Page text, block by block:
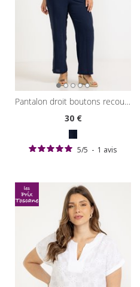
pantalon droit boutons recouverts
30€
5/5 - 1 avis